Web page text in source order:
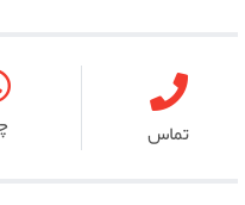
تماس